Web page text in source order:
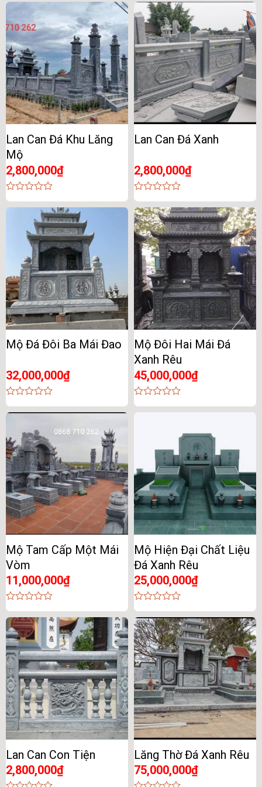
out
5
out
of
5
Lan Can Đá Khu Lăng
Mộ
2,800,000₫
0
out
Lan Can Đá Xanh
2,800,000₫
0
out
of
5
Mộ Đá Đôi Ba Mái Đao
32,000,000₫
0
out
Mộ Đôi Hai Mái Đá
Xanh Rêu
45,000,000₫
0
out
Mộ Tam Cấp Một Mái
Vòm
11,000,000₫
0
out
of
5
Mộ Hiện Đại Chất Liệu
Đá Xanh Rêu
25,000,000₫
0
out
of
5
Lan Can Con Tiện
2,800,000₫
Lăng Thờ Đá Xanh Rêu
75,000,000₫